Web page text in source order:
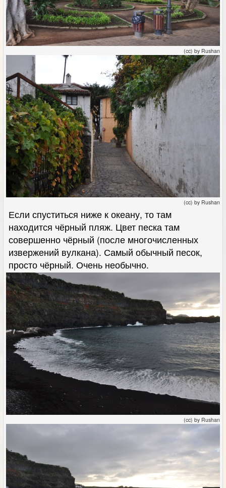
(cc) by Rushan
(cc) by Rushan
Если спуститься ниже к океану, то там
находится чёрный пляж. Цвет песка там
совершенно чёрный (после многочисленных
извержений вулкана). Самый обычный песок,
просто чёрный. Очень необычно.
(cc) by Rushan